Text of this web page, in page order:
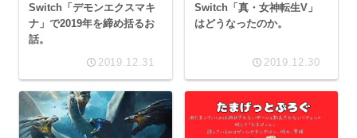
Switch「デモンエクスマキ
ナ」で2019年を締め括るお
話。
2019.12.31
Switch「真・女神転生V」
はどうなったのか。
2019.12.30